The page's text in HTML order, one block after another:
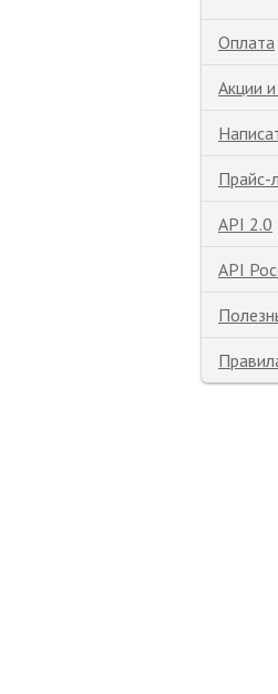
Оплата
Акции
Прайс-
API 2.0
API